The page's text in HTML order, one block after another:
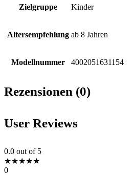
Zielgruppe Kinder
Altersempfehlung ab 8 Jahren
Modellnummer 4002051631154
Rezensionen (0)
User Reviews
0.0 out of 5
★★★★★
0